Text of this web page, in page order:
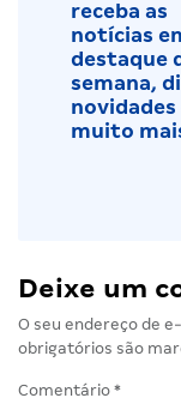
receba as
notícias
destaque
semana,
novidades
muito
Deixe um
O seu endereço de
obrigatórios são
Comentário *